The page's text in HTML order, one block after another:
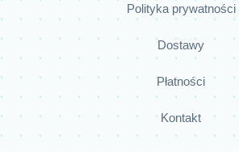
Polityka prywatności
Dostawy
Płatności
Kontakt